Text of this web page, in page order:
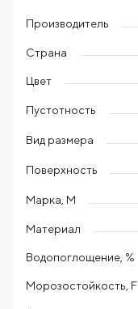
Производитель
Страна
Цвет
Пустотность
Вид размера
Поверхность
Марка, М
Материал
Водопоглощение, %
Морозостойкость, F